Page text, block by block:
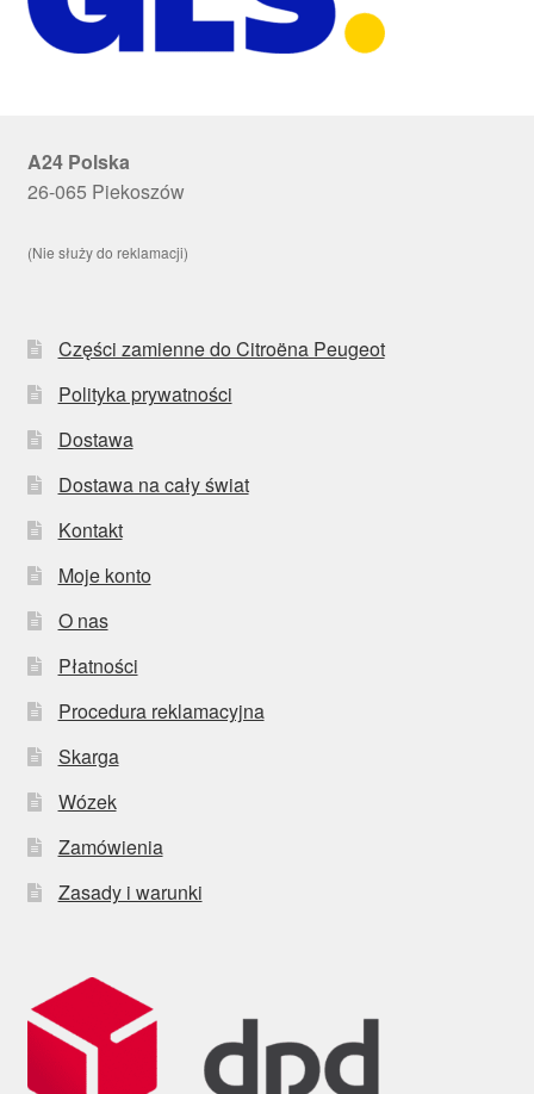
A24 Polska
26-065 Piekoszów
(Nie służy do reklamacji)
Części zamienne do Citroëna Peugeot
Polityka prywatności
Dostawa
Dostawa na cały świat
Kontakt
Moje konto
O nas
Płatności
Procedura reklamacyjna
Skarga
Wózek
Zamówienia
Zasady i warunki